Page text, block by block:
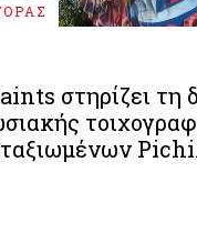
στηρίζει τη